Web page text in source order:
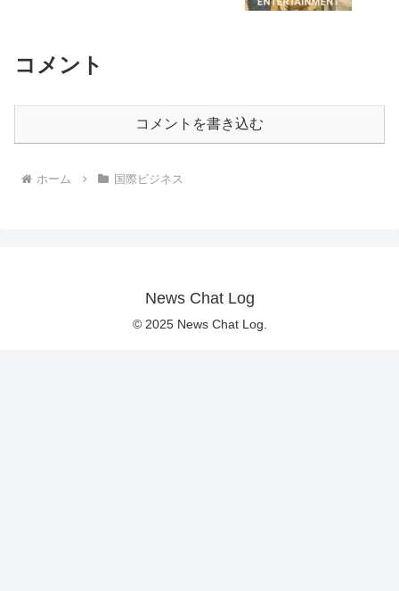
コメント
コメントを書き込む
ホーム 国際ビジネス
News Chat Log
© 2025 News Chat Log.